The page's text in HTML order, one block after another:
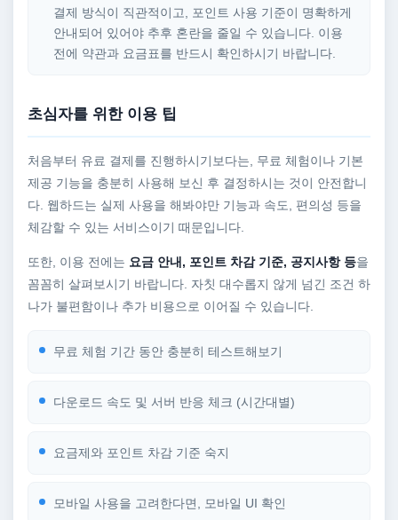
결제 방식이 직관적이고, 포인트 사용 기준이 명확하게
안내되어 있어야 추후 혼란을 줄일 수 있습니다. 이용
전에 약관과 요금표를 반드시 확인하시기 바랍니다.
초심자를 위한 이용 팁
처음부터 유료 결제를 진행하시기보다는, 무료 체험이나 기본
제공 기능을 충분히 사용해 보신 후 결정하시는 것이 안전합니
다. 웹하드는 실제 사용을 해봐야만 기능과 속도, 편의성 등을
체감할 수 있는 서비스이기 때문입니다.
또한, 이용 전에는 요금 안내, 포인트 차감 기준, 공지사항 등을
꼼꼼히 살펴보시기 바랍니다. 자칫 대수롭지 않게 넘긴 조건 하
나가 불편함이나 추가 비용으로 이어질 수 있습니다.
무료 체험 기간 동안 충분히 테스트해보기
다운로드 속도 및 서버 반응 체크 (시간대별)
요금제와 포인트 차감 기준 숙지
모바일 사용을 고려한다면, 모바일 UI 확인